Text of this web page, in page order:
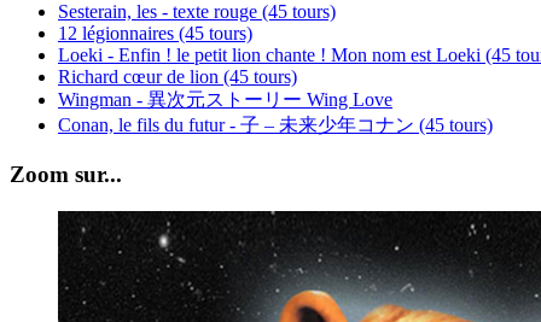
Sesterain, les - texte rouge (45 tours)
12 légionnaires (45 tours)
Loeki - Enfin ! le petit lion chante ! Mon nom est Loeki (45
Richard cœur de lion (45 tours)
Wingman - 異次元ストーリー Wing Love
Conan, le fils du futur - 子 – 未来少年コナン (45 tours)
Zoom sur...